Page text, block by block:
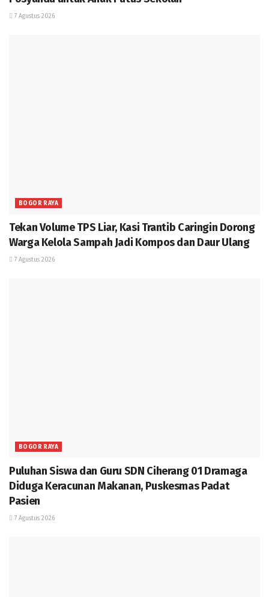
7 Agustus 2026
BOGOR RAYA
Tekan Volume TPS Liar, Kasi Trantib Caringin Dorong
Warga Kelola Sampah Jadi Kompos dan Daur Ulang
7 Agustus 2026
BOGOR RAYA
Puluhan Siswa dan Guru SDN Ciherang 01 Dramaga
Diduga Keracunan Makanan, Puskesmas Padat
Pasien
7 Agustus 2026